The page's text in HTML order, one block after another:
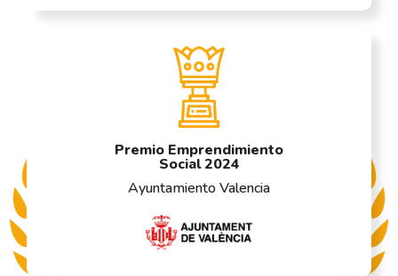
Premio Emprendimiento
Social 2024
Ayuntamiento Valencia